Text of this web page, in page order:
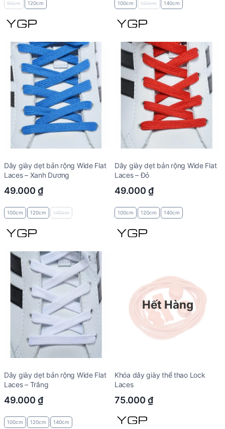
90cm 120cm 100cm 120cm 140cm
Dây giày dẹt bản rộng Wide Flat
Laces – Xanh Dương
49.000 ₫
100cm 120cm 140cm
Dây giày dẹt bản rộng Wide Flat
Laces – Đỏ
49.000 ₫
100cm 120cm 140cm
Dây giày dẹt bản rộng Wide Flat
Laces – Trắng
49.000 ₫
100cm 120cm 140cm
Hết Hàng
Khóa dây giày thể thao Lock
Laces
75.000 ₫